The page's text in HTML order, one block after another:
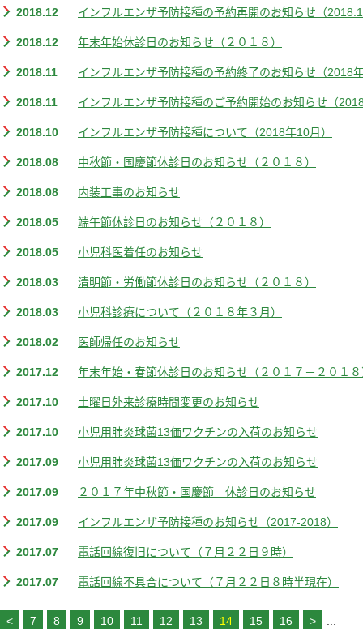
2018.12 インフルエンザ予防接種の予約再開のお知らせ（
2018.12 年末年始休診日のお知らせ（２０１８）
2018.11 インフルエンザ予防接種の予約終了のお知らせ（2018
2018.11 インフルエンザ予防接種のご予約開始のお知らせ（
2018.10 インフルエンザ予防接種について（2018年10月）
2018.08 中秋節・国慶節休診日のお知らせ（２０１８）
2018.08 内装工事のお知らせ
2018.05 端午節休診日のお知らせ（２０１８）
2018.05 小児科医着任のお知らせ
2018.03 清明節・労働節休診日のお知らせ（２０１８）
2018.03 小児科診療について（２０１８年３月）
2018.02 医師帰任のお知らせ
2017.12 年末年始・春節休診日のお知らせ（２０１７－２０１
2017.10 土曜日外来診療時間変更のお知らせ
2017.10 小児用肺炎球菌13価ワクチンの入荷のお知らせ
2017.09 小児用肺炎球菌13価ワクチンの入荷のお知らせ
2017.09 ２０１７年中秋節・国慶節 休診日のお知らせ
2017.09 インフルエンザ予防接種のお知らせ（2017-2018）
2017.07 電話回線復旧について（７月２２日９時）
2017.07 電話回線不具合について（７月２２日８時半現在）
< 7 8 9 10 11 12 13 14 15 16 >